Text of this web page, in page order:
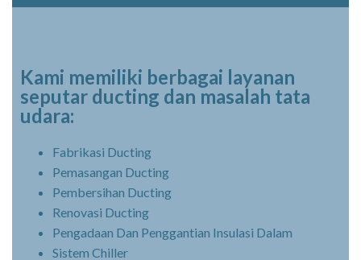
Kami memiliki berbagai layanan
seputar ducting dan masalah tata
udara:
Fabrikasi Ducting
Pemasangan Ducting
Pembersihan Ducting
Renovasi Ducting
Pengadaan Dan Penggantian Insulasi Dalam
Sistem Chiller